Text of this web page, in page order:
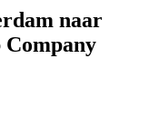
naar